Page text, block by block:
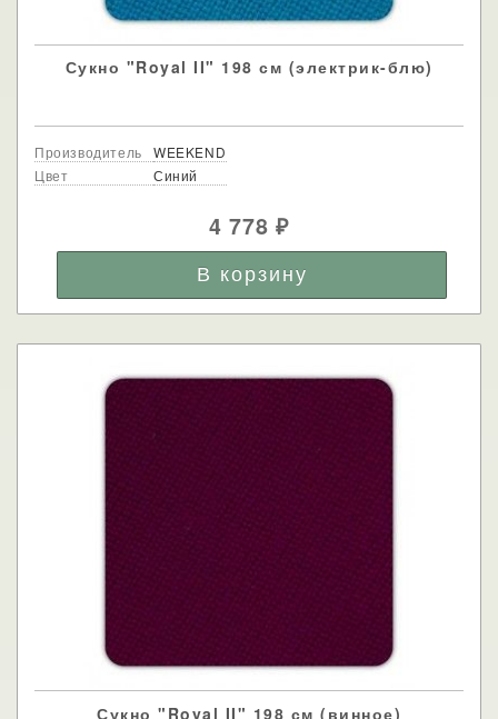
Сукно "Royal II" 198 см (электрик-блю)
Производитель
WEEKEND
Цвет
Синий
4 778₽
Сукно "Royal II" 198 см (винное)